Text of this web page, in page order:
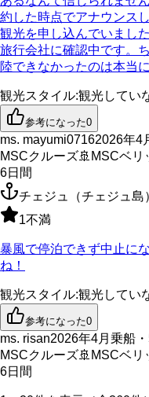
約した時点でアナウンス
観光を申し込んでいまし
旅行会社に確認中です。
陸できなかったのは本当
観光スタイル:観光してい
参考になった0
ms. mayumi07162026年4
MSCクルーズ🚢 MSCベリ
6日間
チェジュ（チェジュ島
1不満
暴風で停泊できず中止に
ね！
観光スタイル:観光してい
参考になった0
ms. risan2026年4月乗船
MSCクルーズ🚢 MSCベリ
6日間